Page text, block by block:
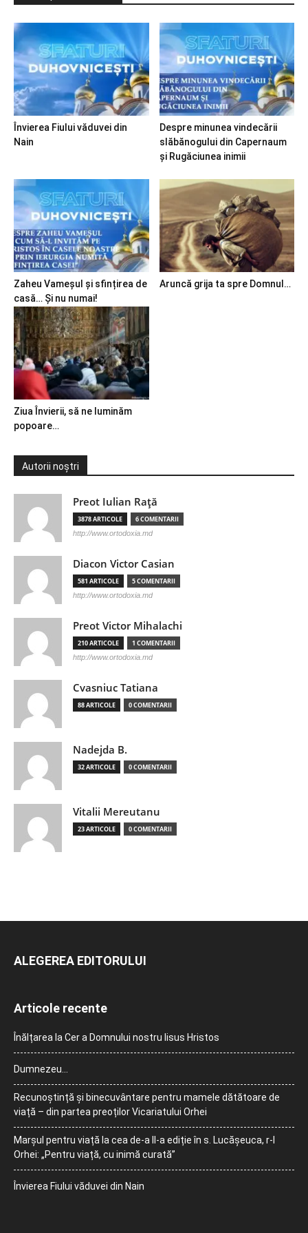
Învierea Fiului văduvei din
Nain
Despre minunea vindecării
slăbănogului din Capernaum
și Rugăciunea inimii
Zaheu Vameșul și sfințirea de
casă… Și nu numai!
Aruncă grija ta spre Domnul…
Ziua Învierii, să ne luminăm
popoare…
Autorii noștri
Preot Iulian Raţă
3878 ARTICOLE 6 COMENTARII
http://www.ortodoxia.md
Diacon Victor Casian
581 ARTICOLE 5 COMENTARII
http://www.ortodoxia.md
Preot Victor Mihalachi
210 ARTICOLE 1 COMENTARII
http://www.ortodoxia.md
Cvasniuc Tatiana
88 ARTICOLE 0 COMENTARII
Nadejda B.
32 ARTICOLE 0 COMENTARII
Vitalii Mereutanu
23 ARTICOLE 0 COMENTARII
ALEGEREA EDITORULUI
Articole recente
Înălțarea la Cer a Domnului nostru Iisus Hristos
Dumnezeu…
Recunoștință și binecuvântare pentru mamele dătătoare de
viață – din partea preoților Vicariatului Orhei
Marșul pentru viață la cea de-a II-a ediție în s. Lucășeuca, r-l
Orhei: „Pentru viață, cu inimă curată”
Învierea Fiului văduvei din Nain